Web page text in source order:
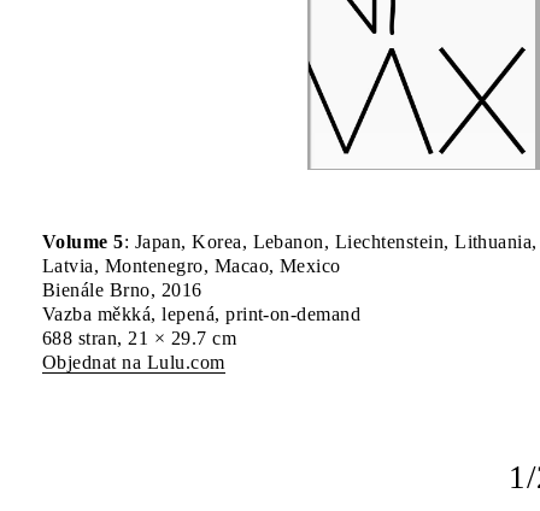
Volume 5: Japan, Korea, Lebanon, Liechtenstein, Lithuania,
Latvia, Montenegro, Macao, Mexico
Bienále Brno, 2016
Vazba měkká, lepená, print-on-demand
688 stran, 21 × 29.7 cm
Objednat na Lulu.com
1